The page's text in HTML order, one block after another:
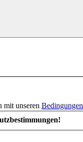
Suchen
mit unseren Bedingungen